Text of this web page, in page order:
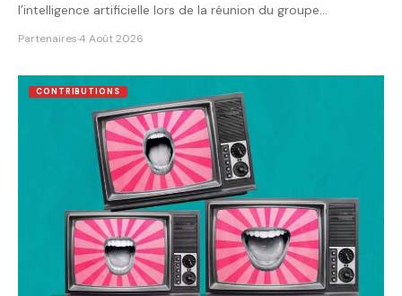
l’intelligence artificielle lors de la réunion du groupe…
Partenaires·4 Août 2026
CONTRIBUTIONS